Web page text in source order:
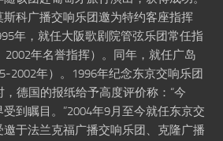
科广播交响乐团邀为特约客座指挥
年，就任大阪歌剧院管弦乐团常任指
2002年名誉指挥）。同年，就任广岛
2002年）。1996年纪念东京交响乐团
德国的报纸给予高度评价称：“今
到瞩目。”2004年9月至今就任东京交
于法兰克福广播交响乐团、克隆广播